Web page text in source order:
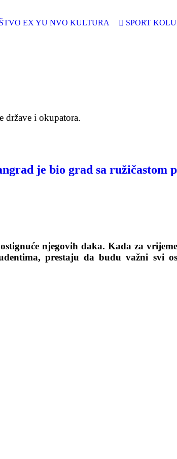
EX YU NVO KULTURA SPORT
države i okupatora.
je bio grad sa ružičastom
njegovih đaka. Kada za
prestaju da budu važni svi